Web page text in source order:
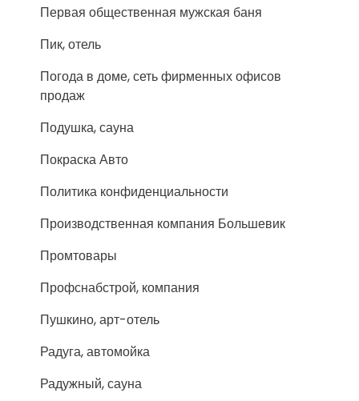
Первая общественная мужская баня
Пик, отель
Погода в доме, сеть фирменных офисов
продаж
Подушка, сауна
Покраска Авто
Политика конфиденциальности
Производственная компания Большевик
Промтовары
Профснабстрой, компания
Пушкино, арт-отель
Радуга, автомойка
Радужный, сауна